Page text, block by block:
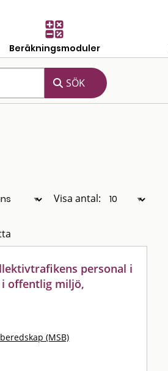
Beräkningsmoduler
Visa antal:
personal i
offentlig miljö,
(MSB)